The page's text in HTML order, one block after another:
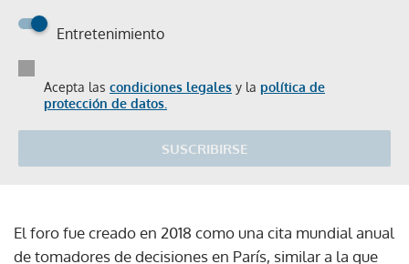
Entretenimiento
Acepta las condiciones legales y la política de
protección de datos.
SUSCRIBIRSE
El foro fue creado en 2018 como una cita mundial anual
de tomadores de decisiones en París, similar a la que